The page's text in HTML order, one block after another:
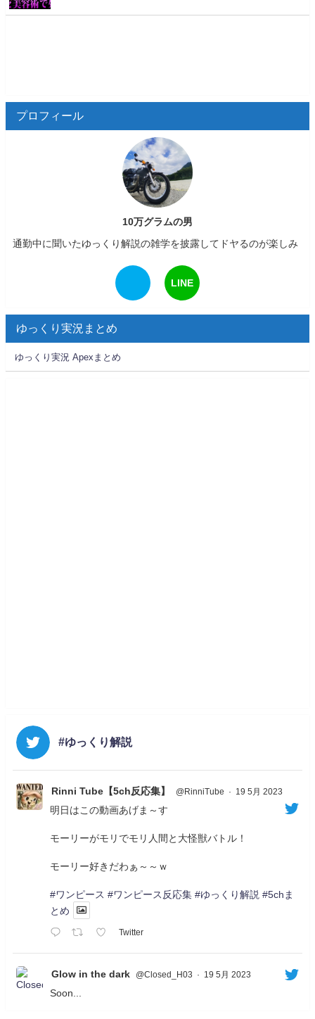
プロフィール
10万グラムの男
通勤中に聞いたゆっくり解説の雑学を披露してドヤるのが楽しみ
LINE
ゆっくり実況まとめ
ゆっくり実況 Apexまとめ
#ゆっくり解説
Rinni Tube【5ch反応集】 @RinniTube · 19 5月 2023
明日はこの動画あげま～す
モーリーがモリでモリ人間と大怪獣バトル！
モーリー好きだわぁ～～ｗ
#ワンピース #ワンピース反応集 #ゆっくり解説 #5chま
とめ
Twitter
Glow in the dark @Closed_H03 · 19 5月 2023
Soon...